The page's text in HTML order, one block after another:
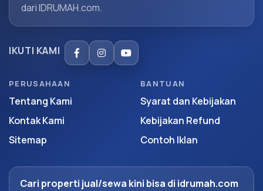
dari IDRUMAH.com.
IKUTI KAMI
PERUSAHAAN
Tentang Kami
Kontak Kami
Sitemap
BANTUAN
Syarat dan Kebijakan
Kebijakan Refund
Contoh Iklan
Cari properti jual/sewa kini bisa di idrumah.com